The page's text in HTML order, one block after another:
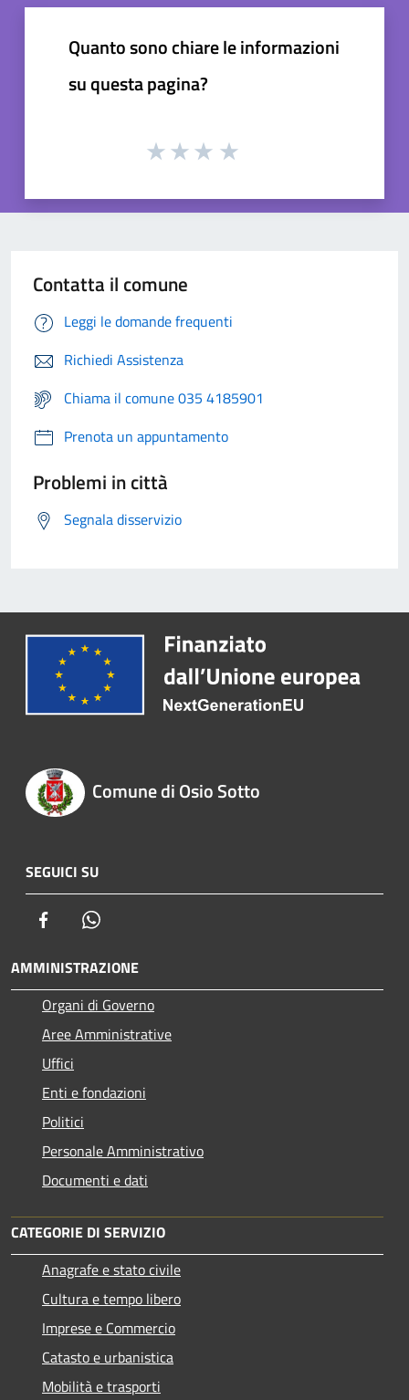
Quanto sono chiare le informazioni
su questa pagina?
Contatta il comune
Leggi le domande frequenti
Richiedi Assistenza
Chiama il comune 035 4185901
Prenota un appuntamento
Problemi in città
Segnala disservizio
Comune di Osio Sotto
SEGUICI SU
Facebook
AMMINISTRAZIONE
Organi di Governo
Aree Amministrative
Uffici
Enti e fondazioni
Politici
Personale Amministrativo
Documenti e dati
CATEGORIE DI SERVIZIO
Anagrafe e stato civile
Cultura e tempo libero
Imprese e Commercio
Catasto e urbanistica
Mobilità e trasporti